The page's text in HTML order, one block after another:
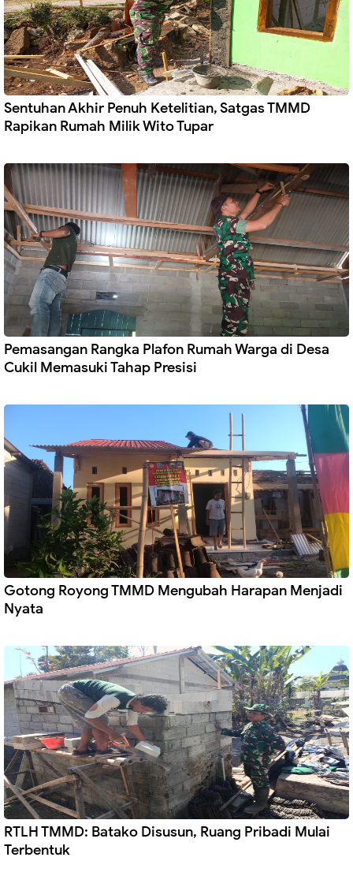
Sentuhan Akhir Penuh Ketelitian, Satgas TMMD
Rapikan Rumah Milik Wito Tupar
Pemasangan Rangka Plafon Rumah Warga di Desa
Cukil Memasuki Tahap Presisi
Gotong Royong TMMD Mengubah Harapan Menjadi
Nyata
RTLH TMMD: Batako Disusun, Ruang Pribadi Mulai
Terbentuk